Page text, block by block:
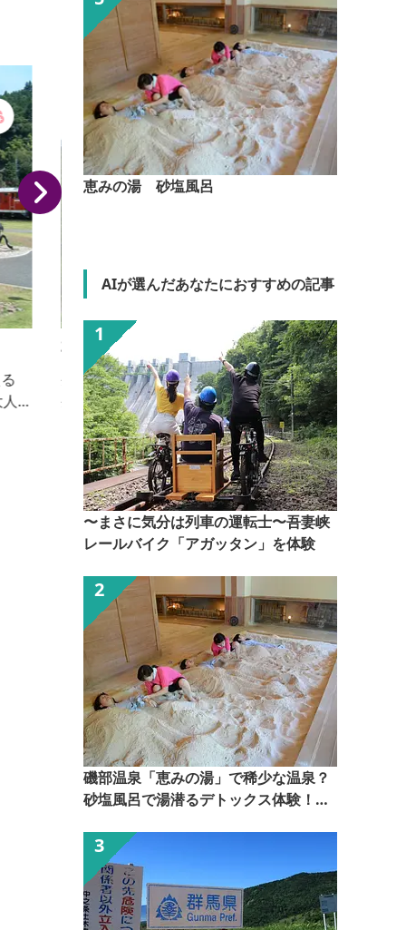
碓氷製糸(株)
生糸製造を行っています。 ■見学内容・解説有無 ・
生糸製造工程 ・解説：あり ■個人の受入 可（5人以
上～） ■団体の受入(人数) 可（5人～50人）
恵みの湯 砂塩風呂
AIが選んだあなたにおすすめの記事
〜まさに気分は列車の運転士〜吾妻峡
レールバイク「アガッタン」を体験
磯部温泉「恵みの湯」で稀少な温泉？
砂塩風呂で湯潜るデトックス体験！
者）】